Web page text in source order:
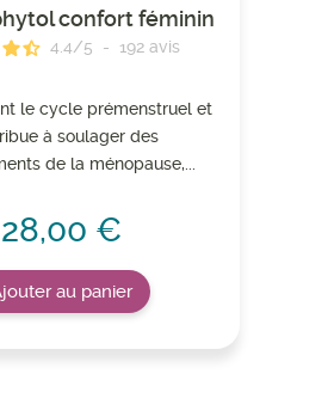
confort féminin
4.4/5 - 192 avis
le cycle prémenstruel et
à soulager des
de la ménopause,...
28,00 €
au panier